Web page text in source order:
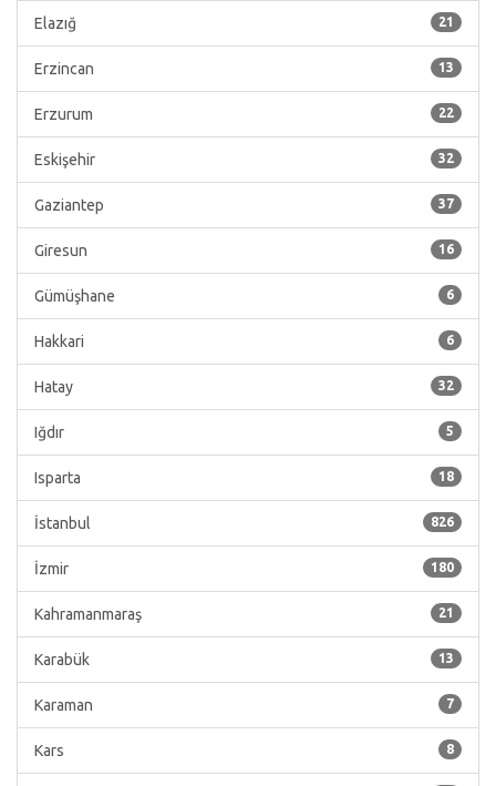
21
Elazığ
13
Erzincan
22
Erzurum
32
Eskişehir
37
Gaziantep
16
Giresun
6
Gümüşhane
6
Hakkari
32
Hatay
5
Iğdır
18
Isparta
826
İstanbul
180
İzmir
21
Kahramanmaraş
13
Karabük
7
Karaman
8
Kars